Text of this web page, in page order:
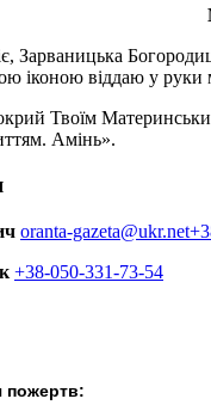
Зарваницька
іконою віддаю у руки
Твоїм Материнським
Амінь».
oranta-gazeta@ukr.net
+38-050-331-73-54
пожертв: